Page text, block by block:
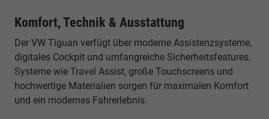
Komfort, Technik & Ausstattung
Der VW Tiguan verfügt über moderne Assistenzsysteme,
digitales Cockpit und umfangreiche Sicherheitsfeatures.
Systeme wie Travel Assist, große Touchscreens und
hochwertige Materialien sorgen für maximalen Komfort
und ein modernes Fahrerlebnis.